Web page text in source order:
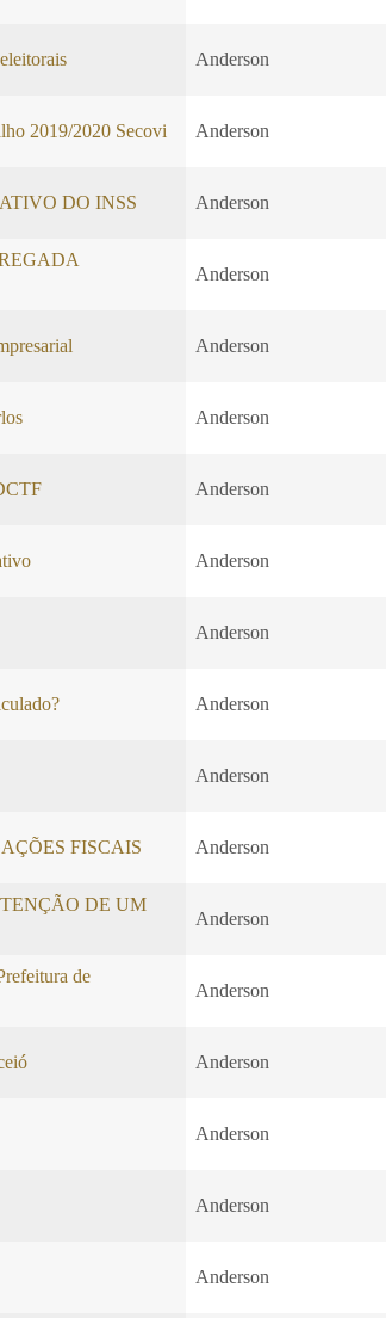
Anderson
2019/2020 Secovi Anderson
DO INSS Anderson
Anderson
Anderson
Anderson
Anderson
Anderson
Anderson
Anderson
Anderson
FISCAIS Anderson
DE UM
Anderson
de
Anderson
Anderson
Anderson
Anderson
Anderson